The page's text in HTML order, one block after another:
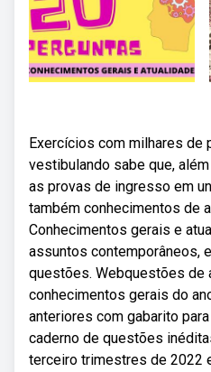
Exercícios com milhares de
vestibulando sabe que,
as provas de ingresso em
também conhecimentos de
Conhecimentos gerais e
assuntos contemporâneos,
questões. Webquestões de
conhecimentos gerais do
anteriores com gabarito
caderno de questões
terceiro trimestres de 2022